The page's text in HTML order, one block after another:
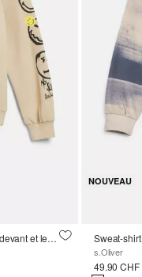
Sweat-shirt Smiley® avec imprimé sur le devant et les manches
NOUVEAU
Sweat-shirt
s.Oliver
49.90 CHF